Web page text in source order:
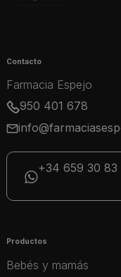
Contacto
Farmacia Espejo
950 401 678
+34 659 30 83
Productos
Bebés y mamás